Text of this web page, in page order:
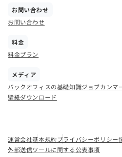
お問い合わせ
お問い合わせ
料金
料金プラン
メディア
バックオフィスの基礎知識ジョブカンマ
壁紙ダウンロード
運営会社基本規約プライバシーポリシー
外部送信ツールに関する公表事項